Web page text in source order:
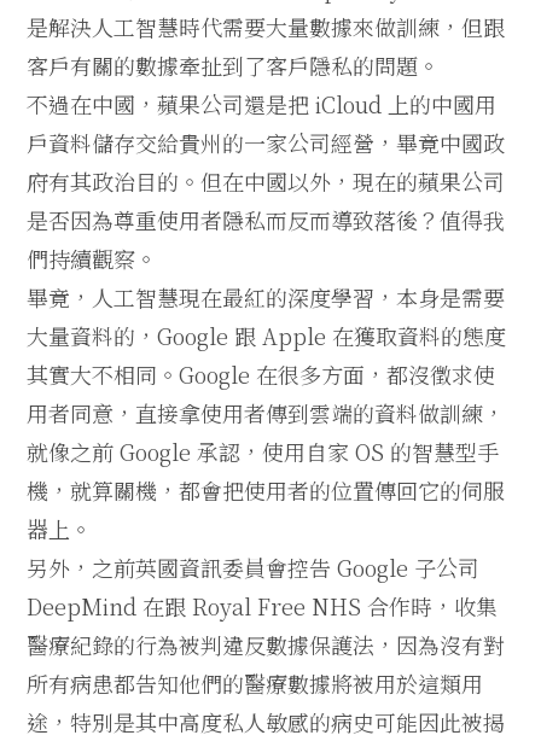
是解決人工智慧時代需要大量數據來做訓練，但跟
客戶有關的數據牽扯到了客戶隱私的問題。
不過在中國，蘋果公司還是把 iCloud 上的中國用
戶資料儲存交給貴州的一家公司經營，畢竟中國政
府有其政治目的。但在中國以外，現在的蘋果公司
是否因為尊重使用者隱私而反而導致落後？值得我
們持續觀察。
畢竟，人工智慧現在最紅的深度學習，本身是需要
大量資料的，Google 跟 Apple 在獲取資料的態度
其實大不相同。Google 在很多方面，都沒徵求使
用者同意，直接拿使用者傳到雲端的資料做訓練，
就像之前 Google 承認，使用自家 OS 的智慧型手
機，就算關機，都會把使用者的位置傳回它的伺服
器上。
另外，之前英國資訊委員會控告 Google 子公司
DeepMind 在跟 Royal Free NHS 合作時，收集
醫療紀錄的行為被判違反數據保護法，因為沒有對
所有病患都告知他們的醫療數據將被用於這類用
途，特別是其中高度私人敏感的病史可能因此被揭